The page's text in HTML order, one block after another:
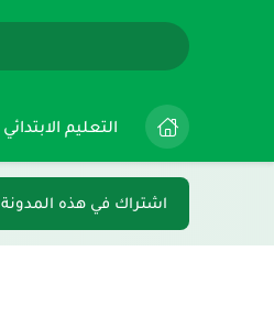
التعليم الابتدائي
اشتراك في هذه المدونة